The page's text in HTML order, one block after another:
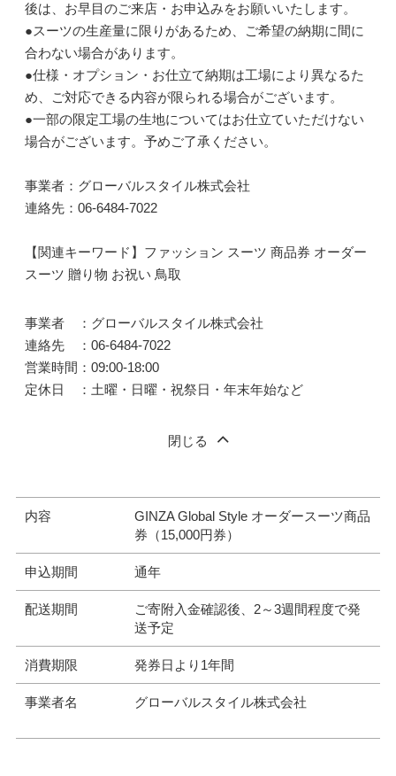
後は、お早目のご来店・お申込みをお願いいたします。
●スーツの生産量に限りがあるため、ご希望の納期に間に
合わない場合があります。
●仕様・オプション・お仕立て納期は工場により異なるた
め、ご対応できる内容が限られる場合がございます。
●一部の限定工場の生地についてはお仕立ていただけない
場合がございます。予めご了承ください。
事業者：グローバルスタイル株式会社
連絡先：06-6484-7022
【関連キーワード】ファッション スーツ 商品券 オーダー
スーツ 贈り物 お祝い 鳥取
事業者 ：グローバルスタイル株式会社
連絡先 ：06-6484-7022
営業時間：09:00-18:00
定休日 ：土曜・日曜・祝祭日・年末年始など
閉じる
内容
GINZA Global Style オーダースーツ商品
券（15,000円券）
申込期間 通年
配送期間
ご寄附入金確認後、2～3週間程度で発
送予定
消費期限 発券日より1年間
事業者名 グローバルスタイル株式会社